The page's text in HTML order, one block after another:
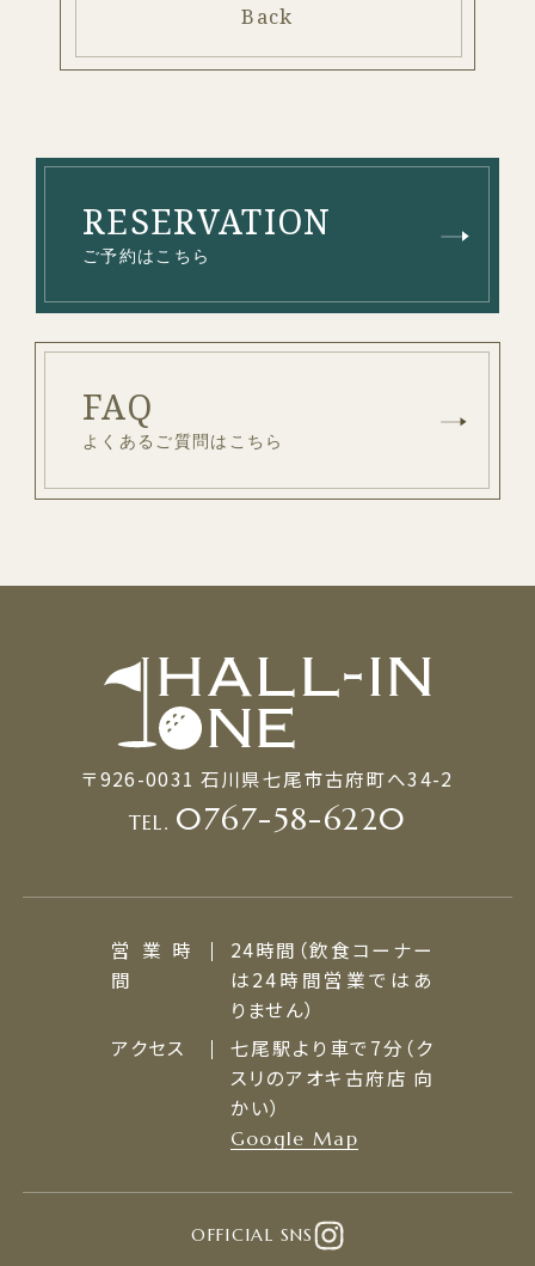
Back
ご予約はこちら
よくあるご質問はこちら
〒926-0031 石川県七尾市古府町へ34-2
TEL. 0767-58-6220
営業時
間
24時間（飲食コーナー
は24時間営業ではあ
りません）
アクセス
七尾駅より車で7分（ク
スリのアオキ古府店 向
かい）
Google Map
OFFICIAL SNS